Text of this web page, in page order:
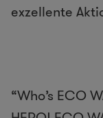
exzellente
“Who’s ECO